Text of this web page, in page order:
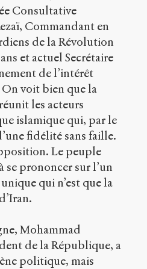
Consultative
Commandant en
de la Révolution
et actuel Secrétaire
de l’intérêt
voit bien que la
les acteurs
islamique qui, par le
fidélité sans faille.
Le peuple
se prononcer sur l’un
qui n’est que la
Mohammad
de la République, a
politique, mais